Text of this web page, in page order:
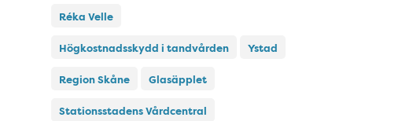
Réka Velle
Högkostnadsskydd i tandvården Ystad
Region Skåne Glasäpplet
Stationsstadens Vårdcentral